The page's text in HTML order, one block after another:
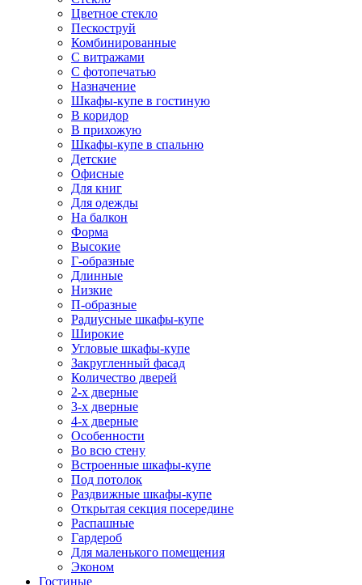
Цветное стекло
Пескоструй
Комбинированные
С витражами
С фотопечатью
Назначение
Шкафы-купе в гостиную
В коридор
В прихожую
Шкафы-купе в спальню
Детские
Офисные
Для книг
Для одежды
На балкон
Форма
Высокие
Г-образные
Длинные
Низкие
П-образные
Радиусные шкафы-купе
Широкие
Угловые шкафы-купе
Закругленный фасад
Количество дверей
2-х дверные
3-х дверные
4-х дверные
Особенности
Во всю стену
Встроенные шкафы-купе
Под потолок
Раздвижные шкафы-купе
Открытая секция посередине
Распашные
Гардероб
Для маленького помещения
Эконом
Гостиные